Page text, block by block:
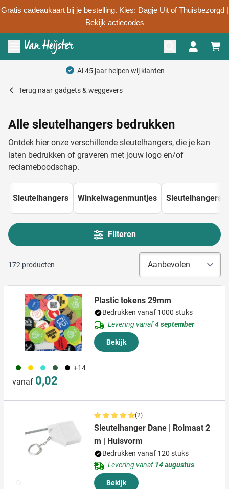
Gratis cadeaukaart bij je bestelling. Kies: Dagje Uit of Thuisbezorgd |
Bekijk actiecodes
Ga naar de inhoud
Menu openen
Persoonlijk advies
Terug naar gadgets & weggevers
Alle sleutelhangers bedrukken
Ontdek hier onze verschillende sleutelhangers, die je kan
laten bedrukken of graveren met jouw logo en/of
reclameboodschap.
Sleutelhangers Winkelwagenmuntjes Sleutelhangers
Filteren
172 producten
060 031 033 451 001 +14
vanaf 0,02
Plastic tokens 29mm
Bedrukken vanaf 1000 stuks
Levering vanaf4 september
Bekijk
002
(2)
Sleutelhanger Dane | Rolmaat 2
m | Huisvorm
Bedrukken vanaf 120 stuks
Levering vanaf14 augustus
Bekijk